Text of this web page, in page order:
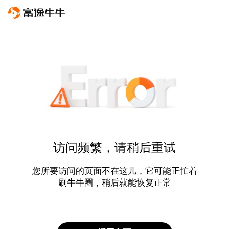
访问频繁，请稍后重试
您所要访问的页面不在这儿，它可能正忙着
刷牛牛圈，稍后就能恢复正常